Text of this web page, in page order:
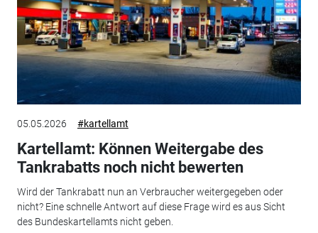
05.05.2026 #kartellamt
Kartellamt: Können Weitergabe des
Tankrabatts noch nicht bewerten
Wird der Tankrabatt nun an Verbraucher weitergegeben oder
nicht? Eine schnelle Antwort auf diese Frage wird es aus Sicht
des Bundeskartellamts nicht geben.